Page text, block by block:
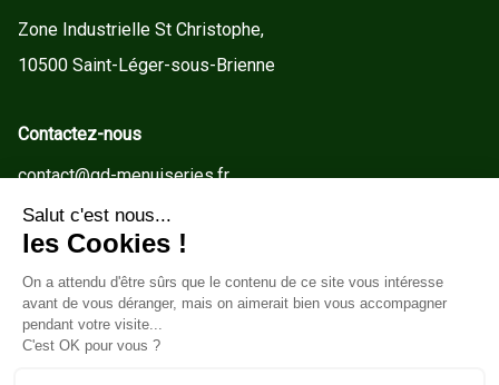
Zone Industrielle St Christophe,
10500 Saint-Léger-sous-Brienne
Contactez-nous
contact@gd-menuiseries.fr
Tel : +33(0)3 25 92 78 60
Service client
Conditions Générales de Vente
Mentions légales